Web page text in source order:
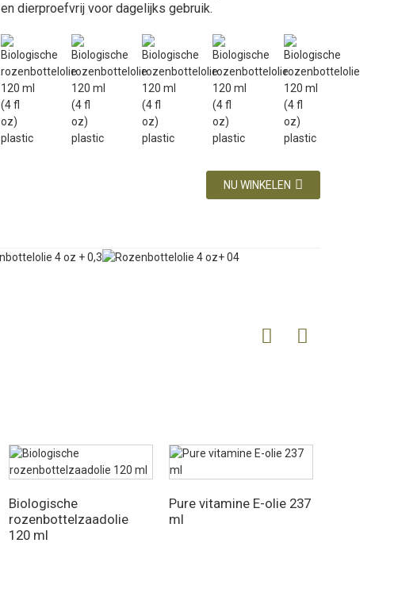
en dierproefvrij voor dagelijks gebruik.
NU WINKELEN
Biologische
rozenbottelzaadolie
120 ml
Pure vitamine E-olie 237
ml